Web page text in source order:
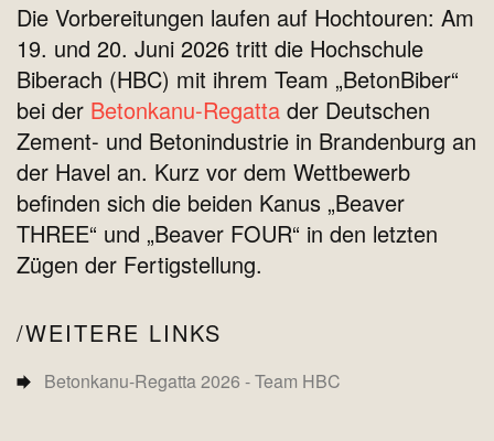
Die Vorbereitungen laufen auf Hochtouren: Am
19. und 20. Juni 2026 tritt die Hochschule
Biberach (HBC) mit ihrem Team „BetonBiber“
bei der Betonkanu-Regatta der Deutschen
Zement- und Betonindustrie in Brandenburg an
der Havel an. Kurz vor dem Wettbewerb
befinden sich die beiden Kanus „Beaver
THREE“ und „Beaver FOUR“ in den letzten
Zügen der Fertigstellung.
WEITERE LINKS
Betonkanu-Regatta 2026 - Team HBC